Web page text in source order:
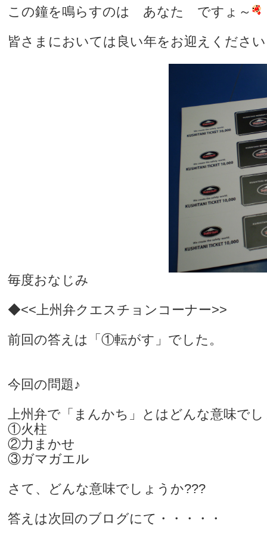
この鐘を鳴らすのは あなた ですょ～
皆さまにおいては良い年をお迎えくださ
毎度おなじみ
◆<<上州弁クエスチョンコーナー>>
前回の答えは「①転がす」でした。
今回の問題♪
上州弁で「まんかち」とはどんな意味で
①火柱
②力まかせ
③ガマガエル
さて、どんな意味でしょうか???
答えは次回のブログにて・・・・・